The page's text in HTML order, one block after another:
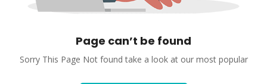
Page can’t be found
Sorry This Page Not found take a look at our most popular